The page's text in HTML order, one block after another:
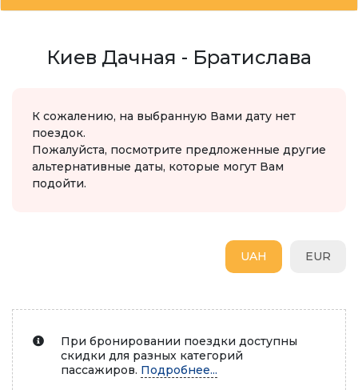
Киев Дачная - Братислава
К сожалению, на выбранную Вами дату нет
поездок.
Пожалуйста, посмотрите предложенные другие
альтернативные даты, которые могут Вам
подойти.
EUR
UAH
При бронировании поездки доступны
скидки для разных категорий
пассажиров. Подробнее...